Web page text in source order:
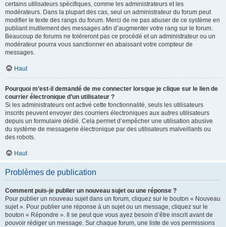
certains utilisateurs spécifiques, comme les administrateurs et les
modérateurs. Dans la plupart des cas, seul un administrateur du forum peut
modifier le texte des rangs du forum. Merci de ne pas abuser de ce système en
publiant inutilement des messages afin d’augmenter votre rang sur le forum.
Beaucoup de forums ne toléreront pas ce procédé et un administrateur ou un
modérateur pourra vous sanctionner en abaissant votre compteur de
messages.
Haut
Pourquoi m’est-il demandé de me connecter lorsque je clique sur le lien de
courrier électronique d’un utilisateur ?
Si les administrateurs ont activé cette fonctionnalité, seuls les utilisateurs
inscrits peuvent envoyer des courriers électroniques aux autres utilisateurs
depuis un formulaire dédié. Cela permet d’empêcher une utilisation abusive
du système de messagerie électronique par des utilisateurs malveillants ou
des robots.
Haut
Problèmes de publication
Comment puis-je publier un nouveau sujet ou une réponse ?
Pour publier un nouveau sujet dans un forum, cliquez sur le bouton « Nouveau
sujet ». Pour publier une réponse à un sujet ou un message, cliquez sur le
bouton « Répondre ». Il se peut que vous ayez besoin d’être inscrit avant de
pouvoir rédiger un message. Sur chaque forum, une liste de vos permissions